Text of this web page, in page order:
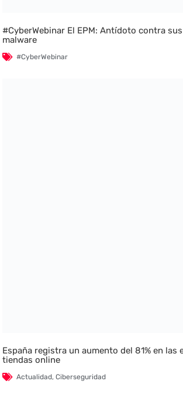
#CyberWebinar El EPM: Antídoto contra
malware
#CyberWebinar
España registra un aumento del 81% en las
tiendas online
Actualidad,Ciberseguridad